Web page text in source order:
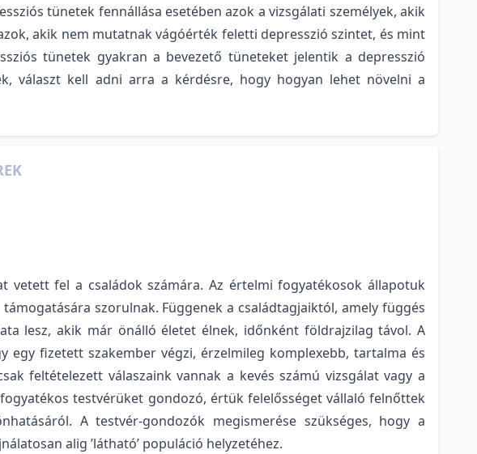
tünetek fennállása esetében azok a vizsgálati személyek, akik
akik nem mutatnak vágóérték feletti depresszió szintet, és mint
tünetek gyakran a bevezető tüneteket jelentik a depresszió
választ kell adni arra a kérdésre, hogy hogyan lehet növelni a
fel a családok számára. Az értelmi fogyatékosok állapotuk
szorulnak. Függenek a családtagjaiktól, amely függés
lesz, akik már önálló életet élnek, időnként földrajzilag távol. A
fizetett szakember végzi, érzelmileg komplexebb, tartalma és
feltételezett válaszaink vannak a kevés számú vizsgálat vagy a
testvérüket gondozó, értük felelősséget vállaló felnőttek
A testvér-gondozók megismerése szükséges, hogy a
alig ’látható’ populáció helyzetéhez.